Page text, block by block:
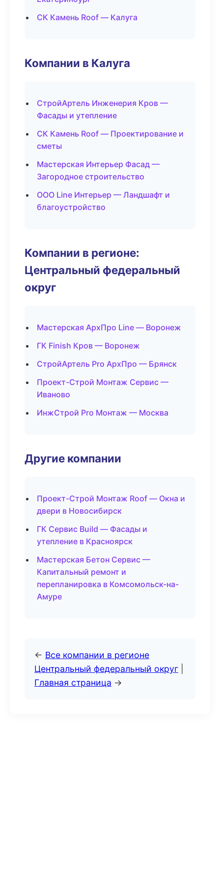
СК Камень Roof — Калуга
Компании в Калуга
СтройАртель Инженерия Кров —
Фасады и утепление
СК Камень Roof — Проектирование и
сметы
Мастерская Интерьер Фасад —
Загородное строительство
ООО Line Интерьер — Ландшафт и
благоустройство
Компании в регионе:
Центральный федеральный
округ
Мастерская АрхПро Line — Воронеж
ГК Finish Кров — Воронеж
СтройАртель Pro АрхПро — Брянск
Проект-Строй Монтаж Сервис —
Иваново
ИнжСтрой Pro Монтаж — Москва
Другие компании
Проект-Строй Монтаж Roof — Окна и
двери в Новосибирск
ГК Сервис Build — Фасады и
утепление в Красноярск
Мастерская Бетон Сервис —
Капитальный ремонт и
перепланировка в Комсомольск-на-
Амуре
← Все компании в регионе
Центральный федеральный округ
Главная страница →